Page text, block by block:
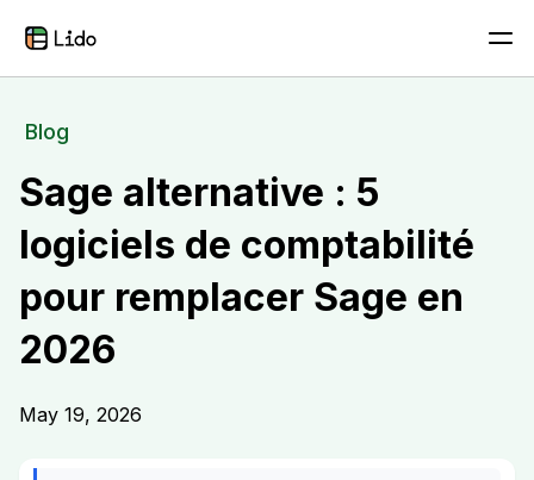
Blog
Sage alternative : 5
logiciels de comptabilité
pour remplacer Sage en
2026
May 19, 2026